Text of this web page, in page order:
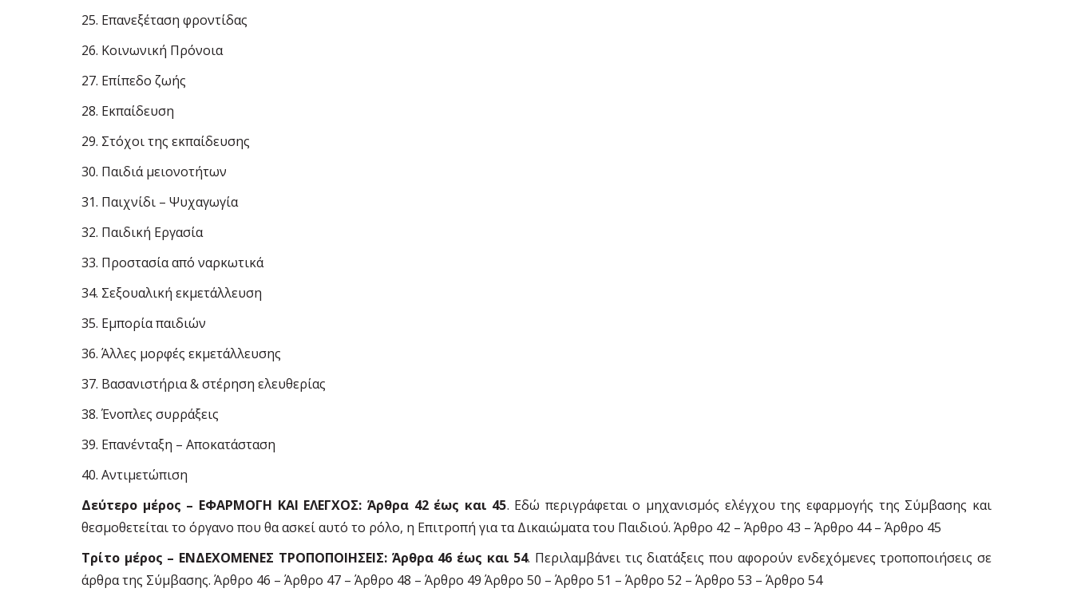
25. Επανεξέταση φροντίδας
26. Κοινωνική Πρόνοια
27. Επίπεδο ζωής
28. Εκπαίδευση
29. Στόχοι της εκπαίδευσης
30. Παιδιά µειονοτήτων
31. Παιχνίδι – Ψυχαγωγία
32. Παιδική Εργασία
33. Προστασία από ναρκωτικά
34. Σεξουαλική εκµετάλλευση
35. Εµπορία παιδιών
36. Άλλες µορφές εκµετάλλευσης
37. Βασανιστήρια & στέρηση ελευθερίας
38. Ένοπλες συρράξεις
39. Επανένταξη – Αποκατάσταση
40. Αντιµετώπιση
Δεύτερο µέρος – ΕΦΑΡΜΟΓΗ ΚΑΙ ΕΛΕΓΧΟΣ: Άρθρα 42 έως και 45. Εδώ περιγράφεται ο µηχανισµός ελέγχου της εφαρµογής της Σύµβασης και
θεσµοθετείται το όργανο που θα ασκεί αυτό το ρόλο, η Επιτροπή για τα Δικαιώµατα του Παιδιού. Άρθρο 42 – Άρθρο 43 – Άρθρο 44 – Άρθρο 45
Τρίτο µέρος – ΕΝΔΕΧΟΜΕΝΕΣ ΤΡΟΠΟΠΟΙΗΣΕΙΣ: Άρθρα 46 έως και 54. Περιλαµβάνει τις διατάξεις που αφορούν ενδεχόµενες τροποποιήσεις σε
άρθρα της Σύµβασης. Άρθρο 46 – Άρθρο 47 – Άρθρο 48 – Άρθρο 49 Άρθρο 50 – Άρθρο 51 – Άρθρο 52 – Άρθρο 53 – Άρθρο 54